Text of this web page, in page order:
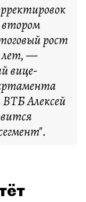
втором
рост
лет, —
вице-
ВТБ Алексей